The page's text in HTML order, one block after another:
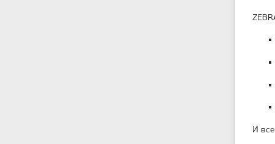
И